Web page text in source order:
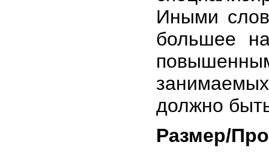
Иными
большее
должно
Размер/